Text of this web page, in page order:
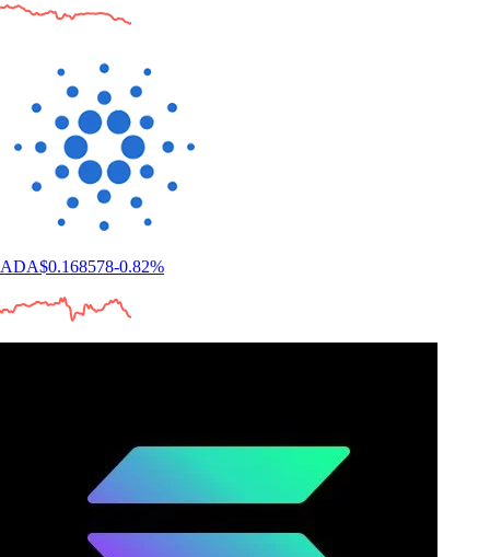
ADA$0.168578-0.82%